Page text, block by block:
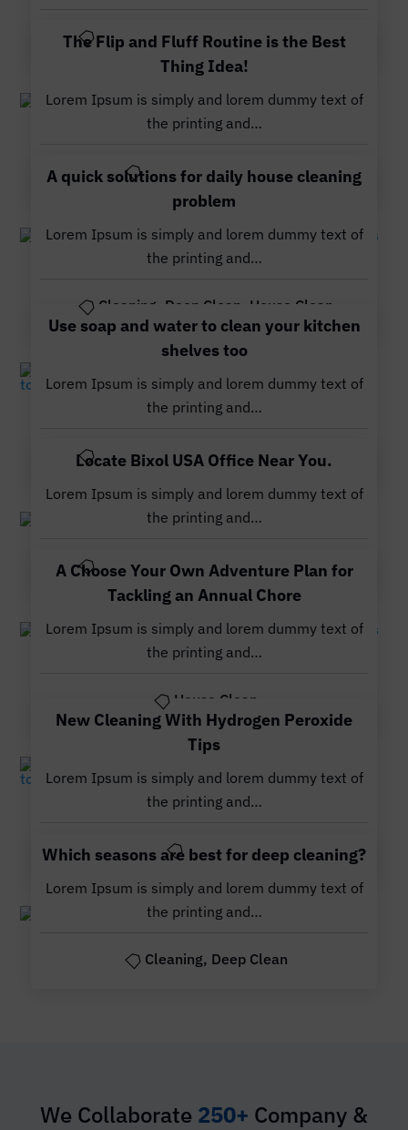
Cleaning ,Deep Clean,House Clean
The Flip and Fluff Routine is the Best
Thing Idea!
Cleaning ,Deep Clean
Lorem Ipsum is simply and lorem dummy text of
the printing and…
A quick solutions for daily house cleaning
problem
Cleaning Deep Clean House Clean
Lorem Ipsum is simply and lorem dummy text of
the printing and…
Use soap and water to clean your kitchen
shelves too
Cleaning,Deep Clean,House Clean
Lorem Ipsum is simply and lorem dummy text of
the printing and…
Locate Bixol USA Office Near You.
Cleaning,Deep Clean,House Clean
Lorem Ipsum is simply and lorem dummy text of
the printing and…
A Choose Your Own Adventure Plan for
Tackling an Annual Chore
House Clean
Lorem Ipsum is simply and lorem dummy text of
the printing and…
New Cleaning With Hydrogen Peroxide
Tips
Cleaning
Lorem Ipsum is simply and lorem dummy text of
the printing and…
Which seasons are best for deep cleaning?
Cleaning, Deep Clean
Lorem Ipsum is simply and lorem dummy text of
the printing and…
We Collaborate 250+ Company &